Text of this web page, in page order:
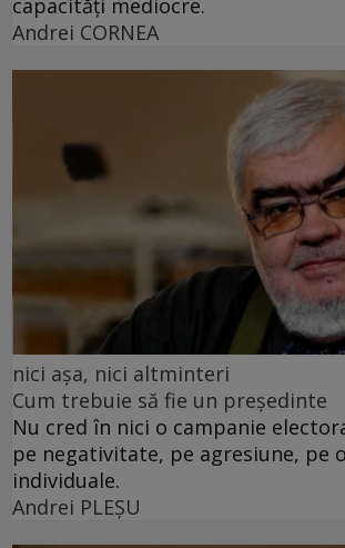
capacități mediocre.
Andrei CORNEA
nici așa, nici altminteri
Cum trebuie să fie un președinte
Nu cred în nici o campanie
pe negativitate, pe agresiune, pe
individuale.
Andrei PLEŞU